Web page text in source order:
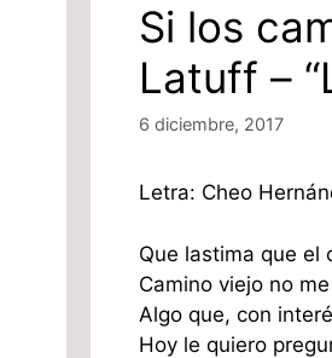
Si los
Latuff –
6 diciembre, 2017
Letra: Cheo
Que lastima que el
Camino viejo no
Algo que, con
Hoy le quiero